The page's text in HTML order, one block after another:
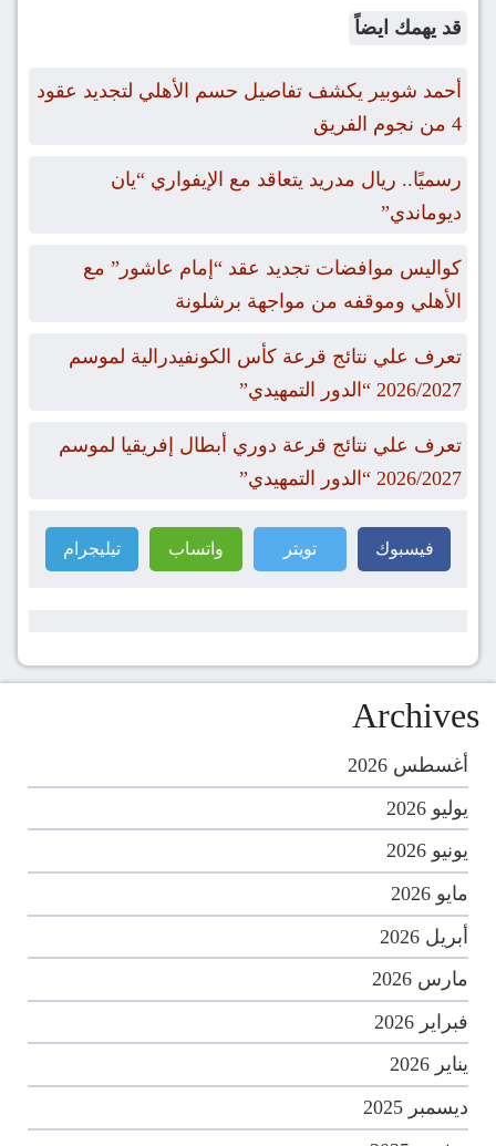
قد يهمك ايضاً
أحمد شوبير يكشف تفاصيل حسم الأهلي لتجديد عقود
4 من نجوم الفريق
رسميًا.. ريال مدريد يتعاقد مع الإيفواري “يان
ديوماندي”
كواليس موافضات تجديد عقد “إمام عاشور” مع
الأهلي وموقفه من مواجهة برشلونة
تعرف علي نتائج قرعة كأس الكونفيدرالية لموسم
2026/2027 “الدور التمهيدي”
تعرف علي نتائج قرعة دوري أبطال إفريقيا لموسم
2026/2027 “الدور التمهيدي”
فيسبوك تويتر واتساب تيليجرام
Archives
أغسطس 2026
يوليو 2026
يونيو 2026
مايو 2026
أبريل 2026
مارس 2026
فبراير 2026
يناير 2026
ديسمبر 2025